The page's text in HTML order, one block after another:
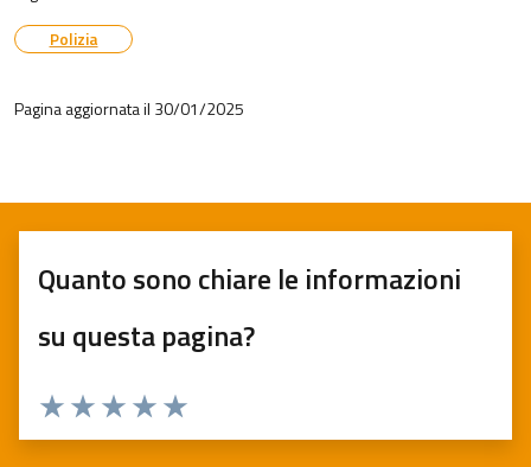
Polizia
Pagina aggiornata il 30/01/2025
Quanto sono chiare le informazioni
su questa pagina?
Valuta 5 stelle su 5
Valuta 4 stelle su 5
Valuta 3 stelle su 5
Valuta 2 stelle su 5
Valuta 1 stelle su 5